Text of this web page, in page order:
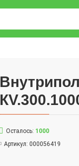
Осталось: 1000
Артикул: 000056419